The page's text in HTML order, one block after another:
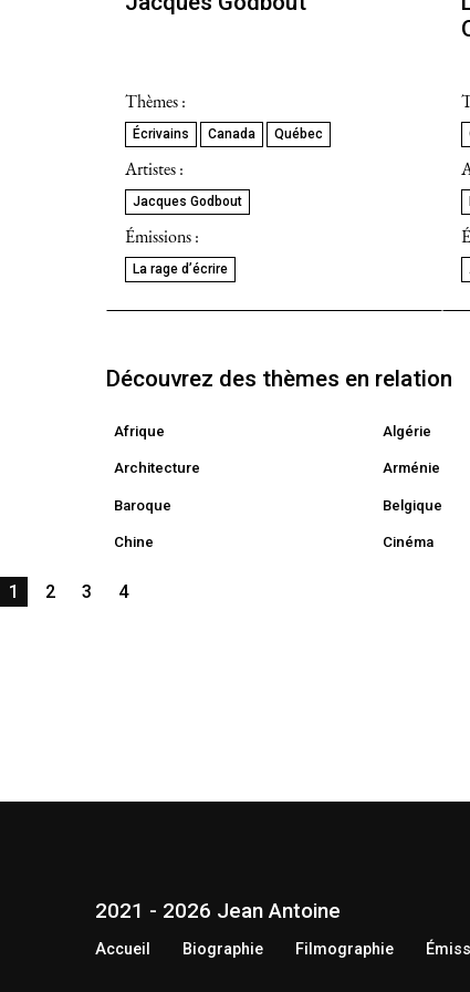
Thèmes :
Écrivains Canada Québec
Artistes :
Jacques Godbout
Émissions :
La rage d’écrire
Découvrez des thèmes en relation
Afrique Algérie
Architecture Arménie
Baroque Belgique
Chine Cinéma
1 2 3 4
2021 - 2026 Jean Antoine
Accueil Biographie Filmographie